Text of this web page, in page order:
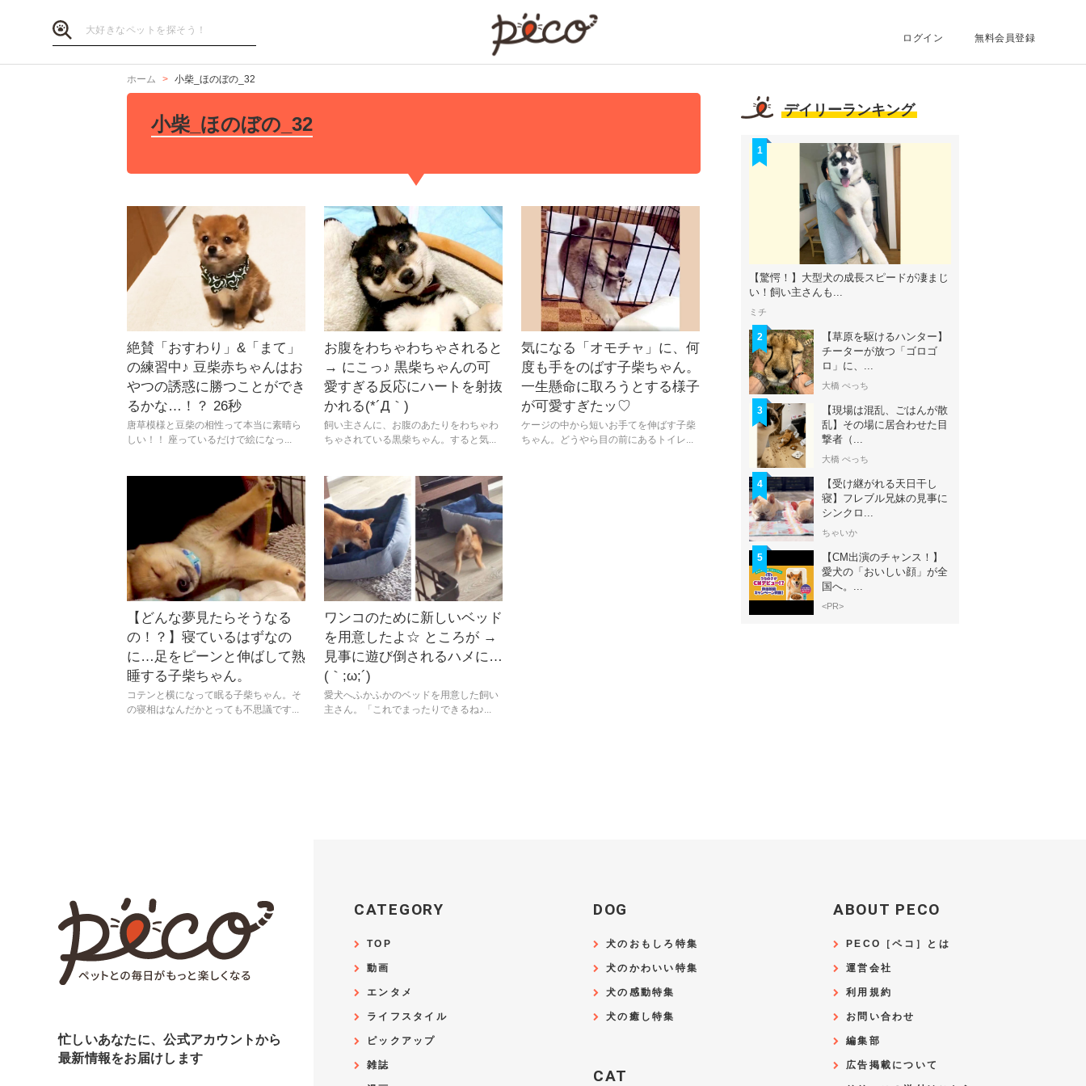
ログイン 無料会員登録
ホーム 小柴_ほのぼの_32
小柴_ほのぼの_32
絶賛「おすわり」&「まて」
の練習中♪ 豆柴赤ちゃんはお
やつの誘惑に勝つことができ
るかな…！？ 26秒
唐草模様と豆柴の相性って本当に素晴ら
しい！！ 座っているだけで絵になっ...
お腹をわちゃわちゃされると
→ にこっ♪ 黒柴ちゃんの可
愛すぎる反応にハートを射抜
かれる(*´Д｀)
飼い主さんに、お腹のあたりをわちゃわ
ちゃされている黒柴ちゃん。すると気...
気になる「オモチャ」に、何
度も手をのばす子柴ちゃん。
一生懸命に取ろうとする様子
が可愛すぎたッ♡
ケージの中から短いお手てを伸ばす子柴
ちゃん。どうやら目の前にあるトイレ...
【どんな夢見たらそうなる
の！？】寝ているはずなの
に…足をピーンと伸ばして熟
睡する子柴ちゃん。
コテンと横になって眠る子柴ちゃん。そ
の寝相はなんだかとっても不思議です...
ワンコのために新しいベッド
を用意したよ☆ ところが →
見事に遊び倒されるハメに…
(｀;ω;´)
愛犬へふかふかのベッドを用意した飼い
主さん。「これでまったりできるね♪...
デイリーランキング
1
【驚愕！】大型犬の成長スピードが凄まじ
い！飼い主さんも...
ミチ
2
【草原を駆けるハンター】
チーターが放つ「ゴロゴ
ロ」に、...
大橋 ぺっち
3
【現場は混乱、ごはんが散
乱】その場に居合わせた目
撃者（...
大橋 ぺっち
4
【受け継がれる天日干し
寝】フレブル兄妹の見事に
シンクロ...
ちゃいか
5
【CM出演のチャンス！】
愛犬の「おいしい顔」が全
国へ。...
<PR>
忙しいあなたに、公式アカウントから
最新情報をお届けします
CATEGORY
TOP
動画
エンタメ
ライフスタイル
ピックアップ
雑誌
DOG
犬のおもしろ特集
犬のかわいい特集
犬の感動特集
犬の癒し特集
CAT
ABOUT PECO
PECO［ペコ］とは
運営会社
利用規約
お問い合わせ
編集部
広告掲載について